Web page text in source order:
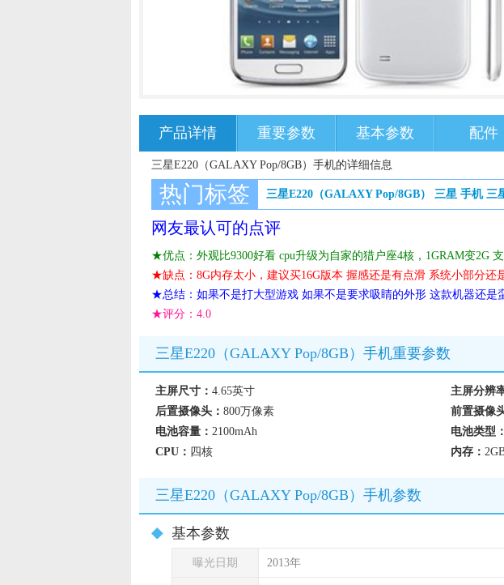
产品详情 重要参数 基本参数 配件
三星E220（GALAXY Pop/8GB）手机的详细信息
热门标签 三星E220（GALAXY Pop/8GB） 三星 手机 三
网友最认可的点评
★优点：外观比9300好看 cpu升级为自家的猎户座4核，1GRAM变2G
★缺点：8G内存太小，建议买16G版本 握感还是有点滑 系统小部分还
★总结：如果不是打大型游戏 如果不是要求吸睛的外形 这款机器还是
★评分： 4.0
三星E220（GALAXY Pop/8GB）手机重要参数
主屏尺寸： 4.65英寸 主屏分辨
后置摄像头： 800万像素 前置摄像
电池容量： 2100mAh 电池类型：
CPU： 四核 内存：
三星E220（GALAXY Pop/8GB）手机参数
基本参数
曝光日期 2013年